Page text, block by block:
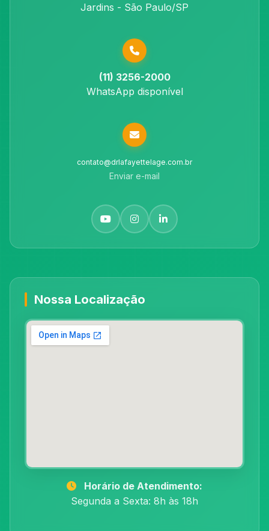
Jardins - São Paulo/SP
(11) 3256-2000
WhatsApp disponível
contato@drlafayettelage.com.br
Enviar e-mail
Nossa Localização
Horário de Atendimento:
Segunda a Sexta: 8h às 18h